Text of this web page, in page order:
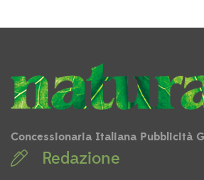
Concessionaria Italiana Pubblicità
Redazione